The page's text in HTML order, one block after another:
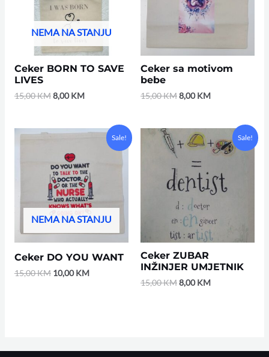
NEMA NA STANJU
Ceker BORN TO SAVE
LIVES
15,00KM8,00KM
Ceker sa motivom
bebe
15,00KM8,00KM
Sale!
NEMA NA STANJU
Ceker DO YOU WANT
15,00KM
Original
was:
15,00 KM.
10,00KM
Current
price
10,00 KM.
Sale!
Ceker ZUBAR
INŽINJER UMJETNIK
15,00KM
Original
price
15,00 KM.
8,00KM
Current
price
is: